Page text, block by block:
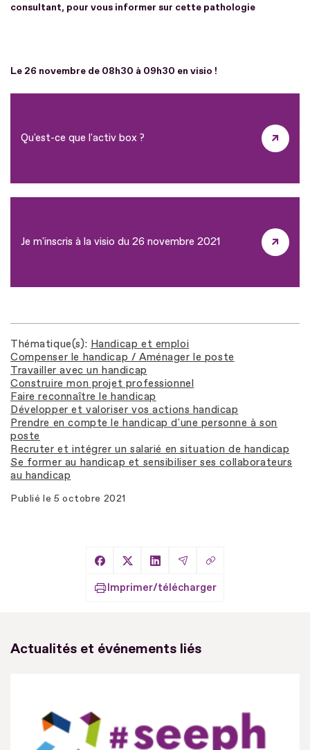
consultant, pour vous informer sur cette pathologie
Le 26 novembre de 08h30 à 09h30 en visio !
Qu'est-ce que l'activ box ?
Je m'inscris à la visio du 26 novembre 2021
Thématique(s) Handicap et emploi
Compenser le handicap / Aménager le poste
Travailler avec un handicap
Construire mon projet professionnel
Faire reconnaître le handicap
Développer et valoriser vos actions handicap
Prendre en compte le handicap d'une personne à son
poste
Recruter et intégrer un salarié en situation de handicap
Se former au handicap et sensibiliser ses collaborateurs
au handicap
Publié le 5 octobre 2021
Partager sur Facebook
Partager sur X
Partager sur LinkedIn
Partager par Email
Copier le lien
Imprimer/télécharger
Actualités et événements liés